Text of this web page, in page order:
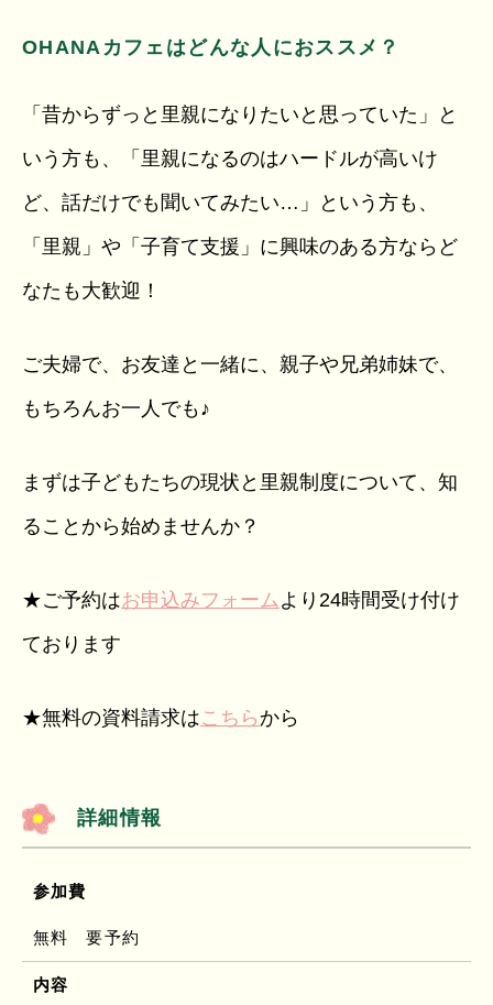
OHANAカフェはどんな人におススメ？
「昔からずっと里親になりたいと思っていた」と
いう方も、「里親になるのはハードルが高いけ
ど、話だけでも聞いてみたい…」という方も、
「里親」や「子育て支援」に興味のある方ならど
なたも大歓迎！
ご夫婦で、お友達と一緒に、親子や兄弟姉妹で、
もちろんお一人でも♪
まずは子どもたちの現状と里親制度について、知
ることから始めませんか？
★ご予約はお申込みフォームより24時間受け付け
ております
★無料の資料請求はこちらから
詳細情報
参加費
無料 要予約
内容